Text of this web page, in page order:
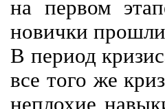
на первом
новички прошли
В период
все того же
неплохие